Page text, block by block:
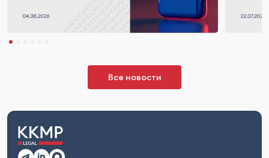
Все новости